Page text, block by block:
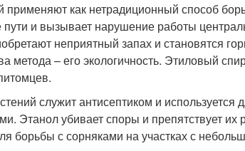
применяют как нетрадиционный способ
и вызывает нарушение работы
неприятный запах и становятся
метода – его экологичность. Этиловый
служит антисептиком и
Этанол убивает споры и препятствует
борьбы с сорняками на участках с